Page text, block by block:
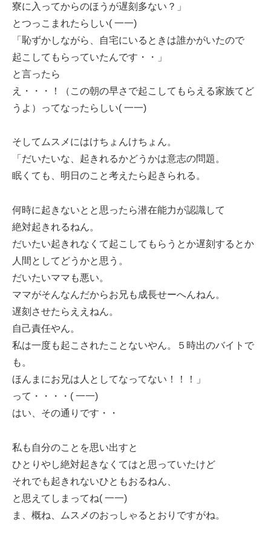
寮に入ってからのほうが遅刻多ない？」
とつっこまれたらしい( 一一)
「恥ずかしながら、自宅にいるときは誰かがいたので
起こしてもらっていたんです・・」
と言ったら
え・・・！（この朝の早さで起こしてもらえる家族てど
うよ）ってなったらしい( 一一)
そしてムスメにはけちょんけちょん。
「だいたいな、起きれるかどうかは意志の問題。
眠くても、明日のこと考えたら起きられる。
何時に起きないとと思ったら潜在能力が認識して
絶対起きれるねん。
だいたい起きれなくて起こしてもらうとか遅刻するとか
人間としてどうかと思う。
だいたいママも悪い。
ママがそんなんだからお兄も成長せーへんねん。
遅刻させたらええねん。
自己責任やん。
私は一度も起こされたことないやん。５時出のバイトで
も。
ほんまにお兄は人としてなってない！！！」
って・・・・( 一一)
はい、その通りです・・
私も自分のことを思い出すと
ひとりやし絶対起きなくてはと思っていたけど
それでも起きれないひともおるねん、
と思えてしまってね( 一一)
ま、概ね、ムスメのおっしゃるとおりですがね。